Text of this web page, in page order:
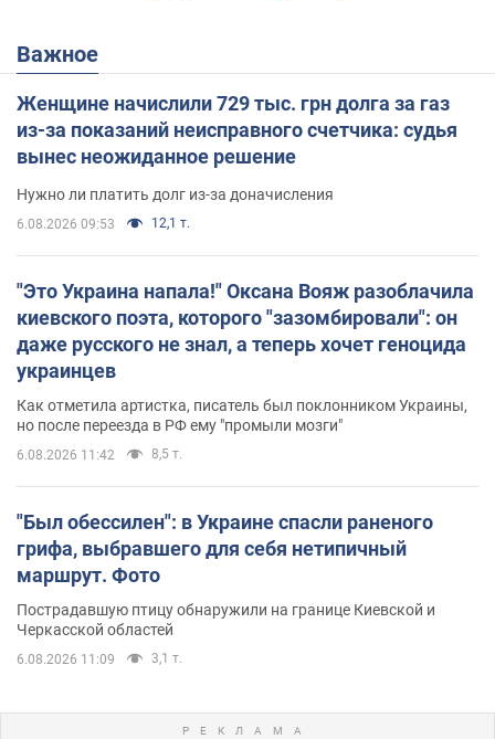
Важное
Женщине начислили 729 тыс. грн долга за газ
из-за показаний неисправного счетчика: судья
вынес неожиданное решение
Нужно ли платить долг из-за доначисления
6.08.2026 09:53 12,1 т.
"Это Украина напала!" Оксана Вояж разоблачила
киевского поэта, которого "зазомбировали": он
даже русского не знал, а теперь хочет геноцида
украинцев
Как отметила артистка, писатель был поклонником Украины,
но после переезда в РФ ему "промыли мозги"
6.08.2026 11:42 8,5 т.
"Был обессилен": в Украине спасли раненого
грифа, выбравшего для себя нетипичный
маршрут. Фото
Пострадавшую птицу обнаружили на границе Киевской и
Черкасской областей
6.08.2026 11:09 3,1 т.